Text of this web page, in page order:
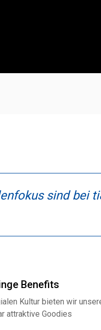
sind bei
Benefits
Kultur bieten wir
attraktive Goodies